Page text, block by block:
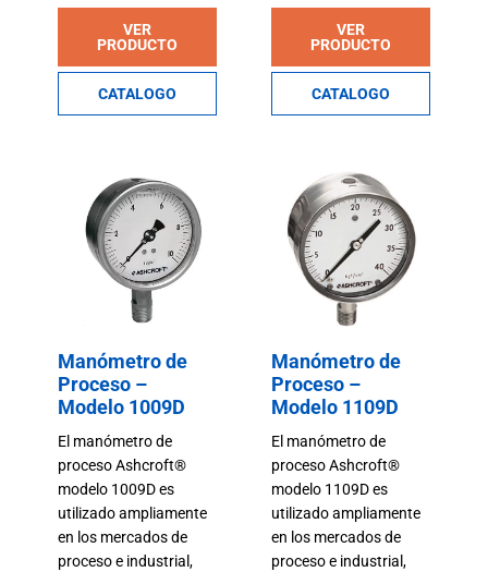
VER
PRODUCTO
CATALOGO
VER
PRODUCTO
CATALOGO
Manómetro de
Proceso –
Modelo 1009D
El manómetro de
proceso Ashcroft®
modelo 1009D es
utilizado ampliamente
en los mercados de
proceso e industrial,
Manómetro de
Proceso –
Modelo 1109D
El manómetro de
proceso Ashcroft®
modelo 1109D es
utilizado ampliamente
en los mercados de
proceso e industrial,